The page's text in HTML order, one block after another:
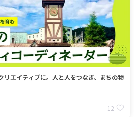
リエイティブに。人と人をつなぎ、まちの物
12